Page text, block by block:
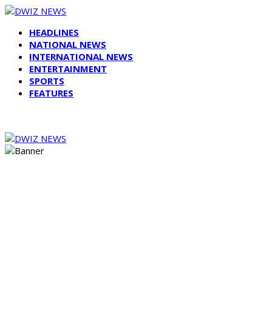
HEADLINES
NATIONAL NEWS
INTERNATIONAL NEWS
ENTERTAINMENT
SPORTS
FEATURES